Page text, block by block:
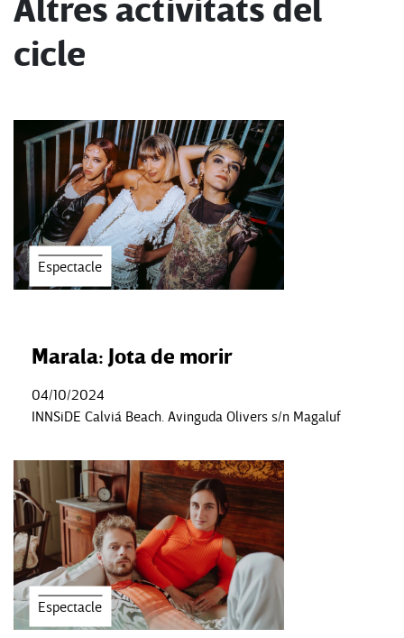
Altres activitats del
cicle
Espectacle
Marala: Jota de morir
04/10/2024
INNSiDE Calviá Beach. Avinguda Olivers s/n Magaluf
Espectacle